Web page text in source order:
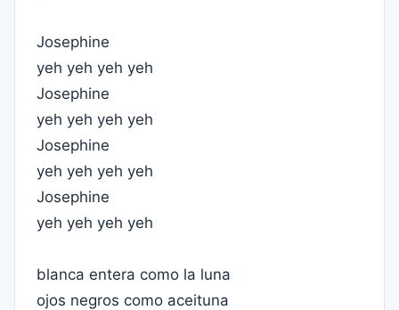
Josephine
yeh yeh yeh yeh
Josephine
yeh yeh yeh yeh
Josephine
yeh yeh yeh yeh
Josephine
yeh yeh yeh yeh
blanca entera como la luna
ojos negros como aceituna